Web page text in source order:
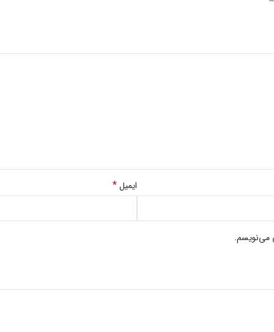
ایمیل*
می‌نویسم.